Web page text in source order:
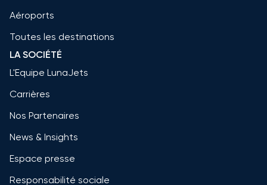
Aéroports
Toutes les destinations
LA SOCIÉTÉ
L'Equipe LunaJets
Carrières
Nos Partenaires
News & Insights
Espace presse
Responsabilité sociale